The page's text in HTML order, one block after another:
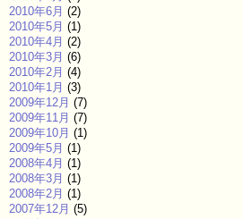
2010年6月 (2)
2010年5月 (1)
2010年4月 (2)
2010年3月 (6)
2010年2月 (4)
2010年1月 (3)
2009年12月 (7)
2009年11月 (7)
2009年10月 (1)
2009年5月 (1)
2008年4月 (1)
2008年3月 (1)
2008年2月 (1)
2007年12月 (5)